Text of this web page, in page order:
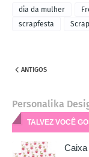
dia da mulher
scrapfesta
ANTIGOS
Personalika
TALVEZ VOCÊ
Caixa